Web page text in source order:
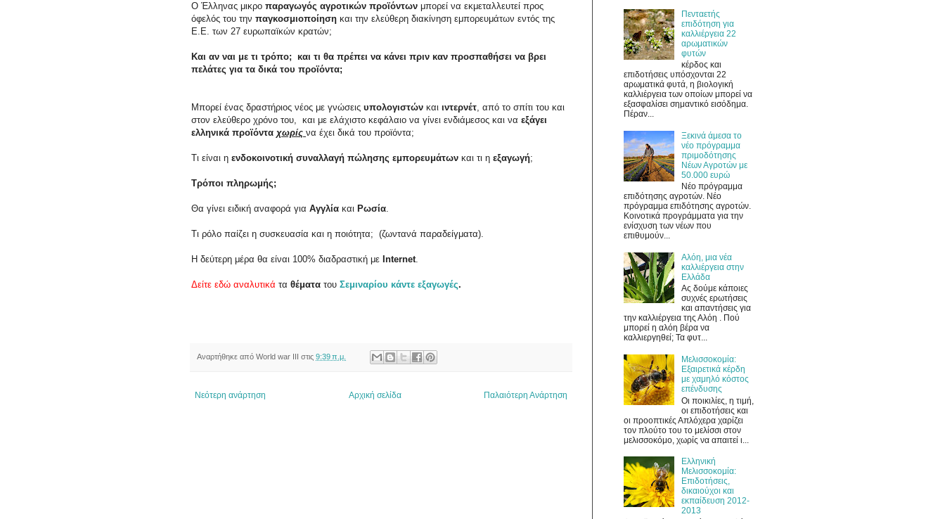
Ο Έλληνας μικρο παραγωγός αγροτικών προϊόντων μπορεί να εκμεταλλευτεί προς
όφελός του την παγκοσμιοποίηση και την ελεύθερη διακίνηση εμπορευμάτων εντός της
Ε.Ε. των 27 ευρωπαϊκών κρατών;
Και αν ναι με τι τρόπο; και τι θα πρέπει να κάνει πριν καν προσπαθήσει να βρει
πελάτες για τα δικά του προϊόντα;
Μπορεί ένας δραστήριος νέος με γνώσεις υπολογιστών και ιντερνέτ, από το σπίτι του και
στον ελεύθερο χρόνο του, και με ελάχιστο κεφάλαιο να γίνει ενδιάμεσος και να εξάγει
ελληνικά προϊόντα χωρίς να έχει δικά του προϊόντα;
Τι είναι η ενδοκοινοτική συναλλαγή πώλησης εμπορευμάτων και τι η εξαγωγή;
Τρόποι πληρωμής;
Θα γίνει ειδική αναφορά για Αγγλία και Ρωσία.
Τι ρόλο παίζει η συσκευασία και η ποιότητα; (ζωντανά παραδείγματα).
Η δεύτερη μέρα θα είναι 100% διαδραστική με Internet.
Δείτε εδώ αναλυτικά τα θέματα του Σεμιναρίου κάντε εξαγωγές.
Αναρτήθηκε από World war III στις 9:39 π.μ.
Νεότερη ανάρτηση Παλαιότερη Ανάρτηση
Αρχική σελίδα
Πενταετής
επιδότηση για
καλλιέργεια 22
αρωματικών
φυτών
κέρδος και
επιδοτήσεις υπόσχονται 22
αρωματικά φυτά, η βιολογική
καλλιέργεια των οποίων μπορεί να
εξασφαλίσει σημαντικό εισόδημα.
Πέραν...
Ξεκινά άμεσα το
νέο πρόγραμμα
πριμοδότησης
Νέων Αγροτών με
50.000 ευρώ
Νέο πρόγραμμα
επιδότησης αγροτών. Νέο
πρόγραμμα επιδότησης αγροτών.
Κοινοτικά προγράμματα για την
ενίσχυση των νέων που
επιθυμούν...
Αλόη, μια νέα
καλλιέργεια στην
Ελλάδα
Ας δούμε κάποιες
συχνές ερωτήσεις
και απαντήσεις για
την καλλιέργεια της Αλόη . Πού
μπορεί η αλόη βέρα να
καλλιεργηθεί; Τα φυτ...
Μελισσοκομία:
Εξαιρετικά κέρδη
με χαμηλό κόστος
επένδυσης
Οι ποικιλίες, η τιμή,
οι επιδοτήσεις και
οι προοπτικές Απλόχερα χαρίζει
τον πλούτο του το μελίσσι στον
μελισσοκόμο, χωρίς να απαιτεί ι...
Ελληνική
Μελισσοκομία:
Επιδοτήσεις,
δικαιούχοι και
εκπαίδευση 2012-
2013